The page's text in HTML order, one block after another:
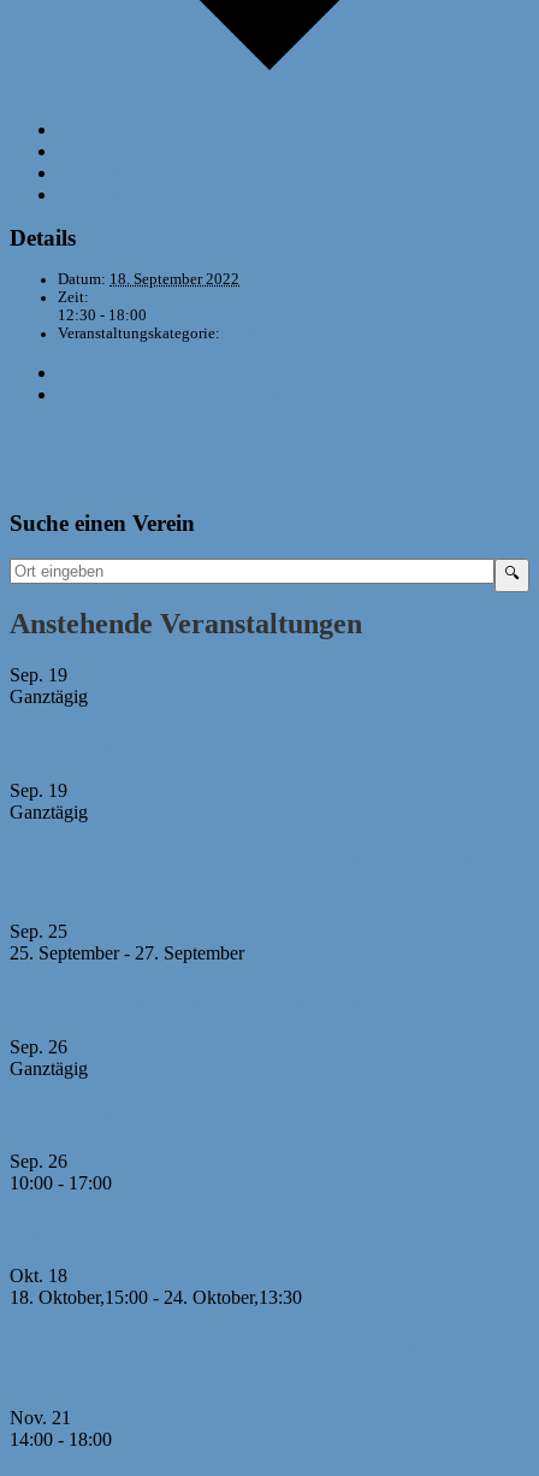
Details
Datum: 18. September 2022
Zeit:
12:30 - 18:00
Veranstaltungskategorie:
Suche einen Verein
Anstehende Veranstaltungen
Sep. 19
Ganztägig
Sep. 19
Ganztägig
Sep. 25
25. September- 27. September
Sep. 26
Ganztägig
Sep. 26
10:00 - 17:00
Okt. 18
18. Oktober,15:00 - 24. Oktober,13:30
Nov. 21
14:00 - 18:00